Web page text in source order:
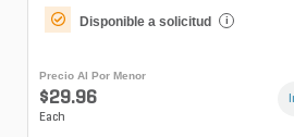
Disponible a solicitud i
Precio Al Por Menor
$29.96
Each